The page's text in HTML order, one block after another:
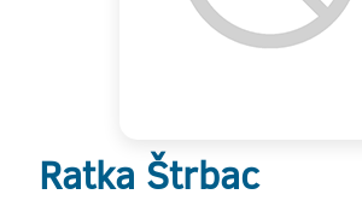
Ratka Štrbac